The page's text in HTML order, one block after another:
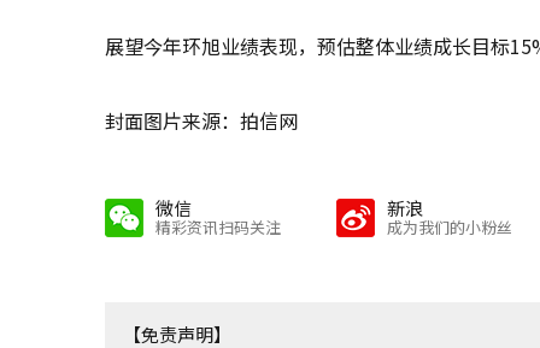
展望今年环旭业绩表现，预估整体业绩成长目标
封面图片来源：拍信网
微信
精彩资讯扫码关注
新浪
成为我们的小粉丝
【免责声明】